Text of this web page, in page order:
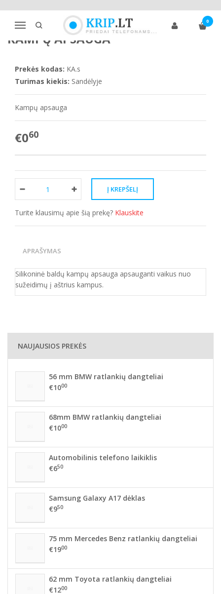
Navigacija
0
Pagrindinis Vaikams Kampų apsauga
KAMPŲ APSAUGA
Prekės kodas: KA.s
Turimas kiekis: Sandėlyje
Kampų apsauga
€060
Turite klausimų apie šią prekę? Klauskite
APRAŠYMAS
Silikoninė baldų kampų apsauga apsauganti vaikus nuo
sužeidimų į aštrius kampus.
NAUJAUSIOS PREKĖS
56 mm BMW ratlankių dangteliai
€1000
68mm BMW ratlankių dangteliai
€1000
Automobilinis telefono laikiklis
€650
Samsung Galaxy A17 dėklas
€950
75 mm Mercedes Benz ratlankių dangteliai
€1900
62 mm Toyota ratlankių dangteliai
€1200